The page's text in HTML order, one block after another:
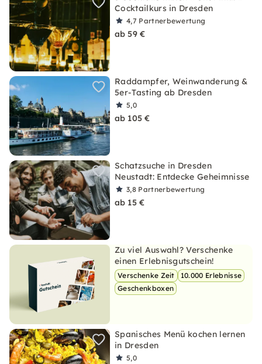
Cocktailkurs in Dresden
4,7 Partnerbewertung
ab 59 €
Raddampfer, Weinwanderung &
5er-Tasting ab Dresden
5,0
ab 105 €
Schatzsuche in Dresden
Neustadt: Entdecke Geheimnisse
3,8 Partnerbewertung
ab 15 €
Zu viel Auswahl? Verschenke
einen Erlebnisgutschein!
Verschenke Zeit
10.000 Erlebnisse
Geschenkboxen
Spanisches Menü kochen lernen
in Dresden
5,0